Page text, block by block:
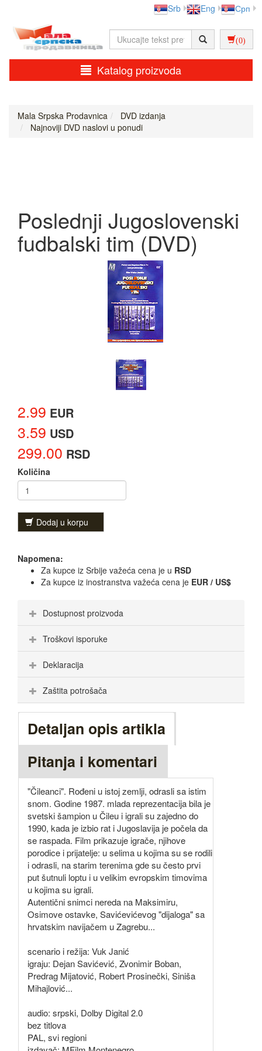
Srb Eng Срп
(0)
Katalog proizvoda
Mala Srpska Prodavnica
DVD izdanja
Najnoviji DVD naslovi u ponudi
Poslednji Jugoslovenski
fudbalski tim (DVD)
2.99 EUR
3.59 USD
299.00 RSD
Količina
Dodaj u korpu
Napomena:
Za kupce iz Srbije važeća cena je u RSD
Za kupce iz inostranstva važeća cena je EUR / US$
Dostupnost proizvoda
Troškovi isporuke
Deklaracija
Zaštita potrošača
Detaljan opis artikla
Pitanja i komentari
"Čileanci". Rođeni u istoj zemlji, odrasli sa istim
snom. Godine 1987. mlada reprezentacija bila je
svetski šampion u Čileu i igrali su zajedno do
1990, kada je izbio rat i Jugoslavija je počela da
se raspada. Film prikazuje igrače, njihove
porodice i prijatelje: u selima u kojima su se rodili
i odrasli, na starim terenima gde su često prvi
put šutnuli loptu i u velikim evropskim timovima
u kojima su igrali.
Autentični snimci nereda na Maksimiru,
Osimove ostavke, Savićevićevog "dijaloga" sa
hrvatskim navijačem u Zagrebu...
scenario i režija: Vuk Janić
igraju: Dejan Savićević, Zvonimir Boban,
Predrag Mijatović, Robert Prosinečki, Siniša
Mihajlović...
audio: srpski, Dolby Digital 2.0
bez titlova
PAL, svi regioni